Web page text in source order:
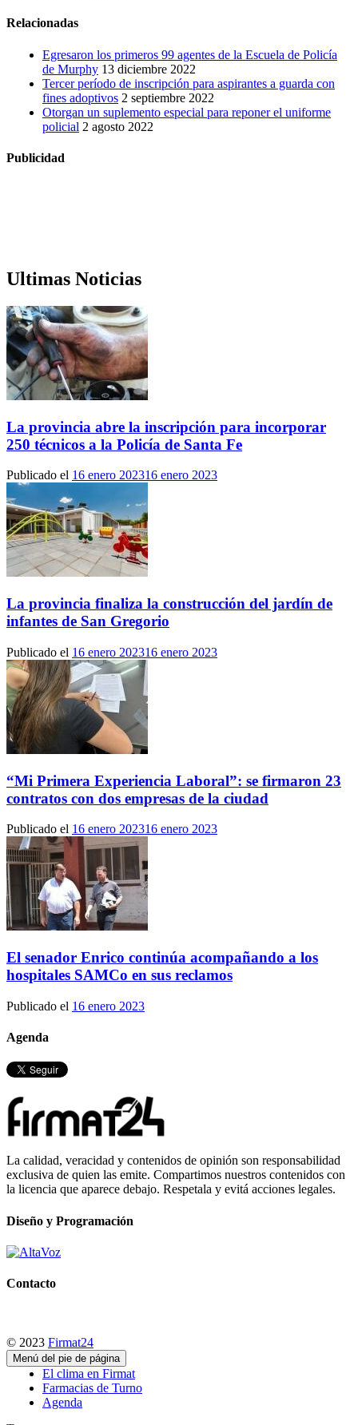
Relacionadas
Egresaron los primeros 99 agentes de la Escuela de Policía
de Murphy 13 diciembre 2022
Tercer período de inscripción para aspirantes a guarda con
fines adoptivos 2 septiembre 2022
Otorgan un suplemento especial para reponer el uniforme
policial 2 agosto 2022
Publicidad
Ultimas Noticias
La provincia abre la inscripción para incorporar
250 técnicos a la Policía de Santa Fe
Publicado el 16 enero 202316 enero 2023
La provincia finaliza la construcción del jardín de
infantes de San Gregorio
Publicado el 16 enero 202316 enero 2023
“Mi Primera Experiencia Laboral”: se firmaron 23
contratos con dos empresas de la ciudad
Publicado el 16 enero 202316 enero 2023
El senador Enrico continúa acompañando a los
hospitales SAMCo en sus reclamos
Publicado el 16 enero 2023
Agenda
La calidad, veracidad y contenidos de opinión son responsabilidad
exclusiva de quien las emite. Compartimos nuestros contenidos con
la licencia que aparece debajo. Respetala y evitá acciones legales.
Diseño y Programación
Contacto
© 2023 Firmat24
Menú del pie de página
El clima en Firmat
Farmacias de Turno
Agenda